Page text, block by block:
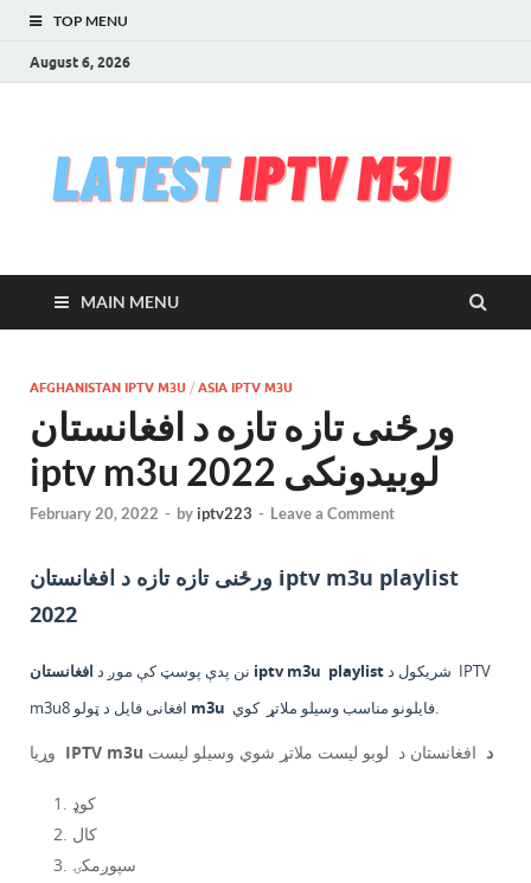
TOP MENU
August 6, 2026
&
MAIN MENU
AFGHANISTAN IPTV M3U / ASIA IPTV M3U
ورځنی تازه تازه د افغانستان
iptv m3u لوبیدونکی 2022
February 20, 2022 - by iptv223 - Leave a Comment
ورځنی تازه تازه د افغانستان iptv m3u playlist
2022
نن پدې پوسټ کې موږ د افغانستان iptv m3u playlist
IPTV
m3u فایلونو مناسب وسیلو ملاتړ کوي.
IPTV m3u د افغانستان د لوبو لیست ملاتړ شوي وسیلو لیست
کوډ
کال
سپوږمکۍ